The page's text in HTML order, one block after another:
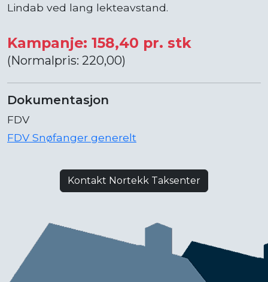
Lindab ved lang lekteavstand.
Kampanje: 158,40 pr. stk
(Normalpris: 220,00)
Dokumentasjon
FDV
FDV Snøfanger generelt
Kontakt Nortekk Taksenter